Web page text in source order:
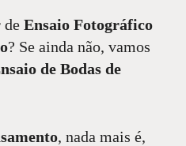
de Ensaio Fotográfico
? Se ainda não, vamos
de Bodas de
, nada mais é,